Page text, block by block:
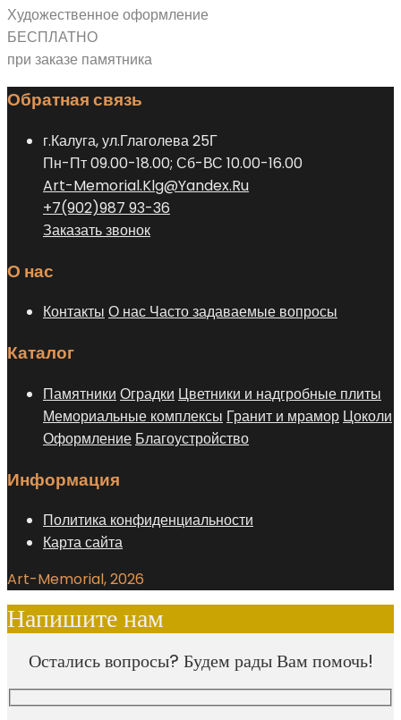
Художественное оформление
БЕСПЛАТНО
при заказе памятника
Обратная связь
г.Калуга, ул.Глаголева 25Г
Пн-Пт 09.00-18.00; Сб-ВС 10.00-16.00
Art-Memorial.Klg@Yandex.Ru
+7(902)987 93-36
Заказать звонок
О нас
Контакты О нас Часто задаваемые вопросы
Каталог
Памятники Оградки Цветники и надгробные плиты
Мемориальные комплексы Гранит и мрамор Цоколи
Оформление Благоустройство
Информация
Политика конфиденциальности
Карта сайта
Art-Memorial, 2026
Напишите нам
Остались вопросы? Будем рады Вам помочь!